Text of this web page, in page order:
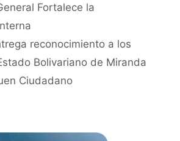
Fortalece la
reconocimiento a los
Bolivariano de Miranda
Ciudadano